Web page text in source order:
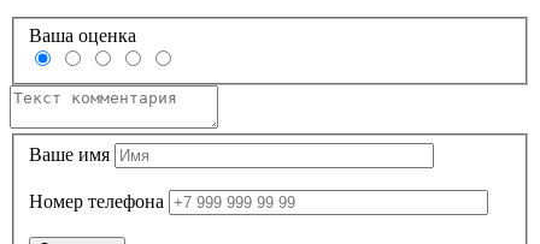
Ваша оценка
Ваше имя
Номер телефона